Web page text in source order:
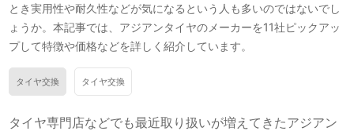
とき実用性や耐久性などが気になるという人も多いのではないでし
ょうか。本記事では、アジアンタイヤのメーカーを11社ピックアッ
プして特徴や価格などを詳しく紹介しています。
タイヤ交換 タイヤ交換
タイヤ専門店などでも最近取り扱いが増えてきたアジアン